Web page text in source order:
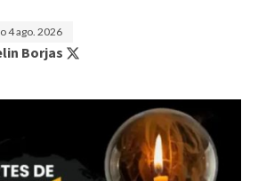
4 ago. 2026
Borjas